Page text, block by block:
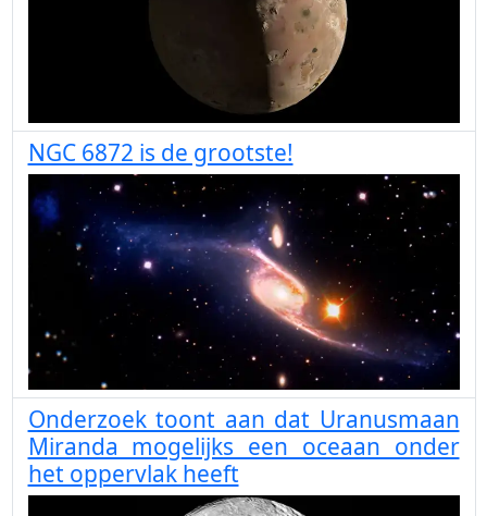
NGC 6872 is de grootste!
Onderzoek toont aan dat Uranusmaan
Miranda mogelijks een oceaan onder
het oppervlak heeft